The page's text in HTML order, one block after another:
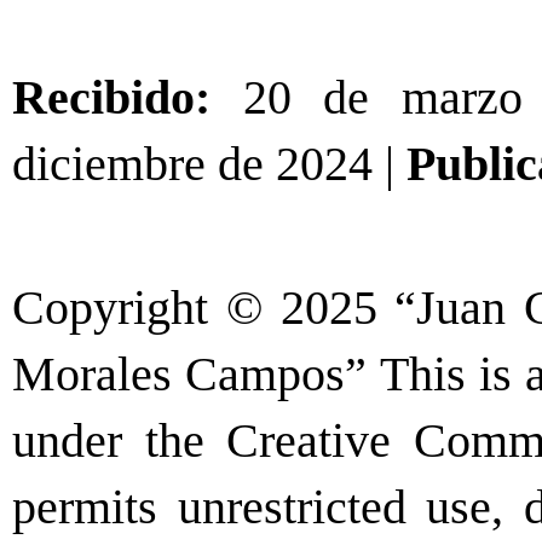
Recibido: 20 de
diciembre de 2024 |
Copyright © 2025 “Juan
Morales Campos” This is
under the Creative
permits unrestricted use,